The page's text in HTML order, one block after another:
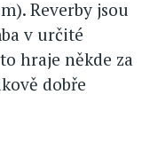
Reverby jsou
v určité
hraje někde za
dobře